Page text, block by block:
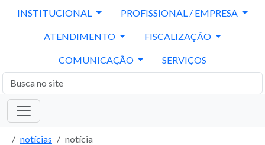
INSTITUCIONAL PROFISSIONAL / EMPRESA
ATENDIMENTO FISCALIZAÇÃO
COMUNICAÇÃO SERVIÇOS
notícias notícia